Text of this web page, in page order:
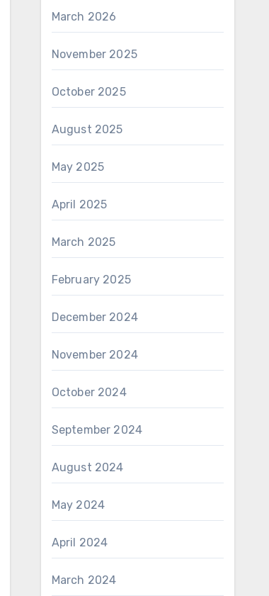
March 2026
November 2025
October 2025
August 2025
May 2025
April 2025
March 2025
February 2025
December 2024
November 2024
October 2024
September 2024
August 2024
May 2024
April 2024
March 2024